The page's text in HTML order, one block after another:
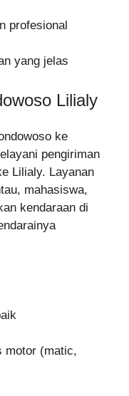
profesional
yang jelas
Lilialy
ke
pengiriman
Lilialy. Layanan
mahasiswa,
kendaraan di
motor (matic,